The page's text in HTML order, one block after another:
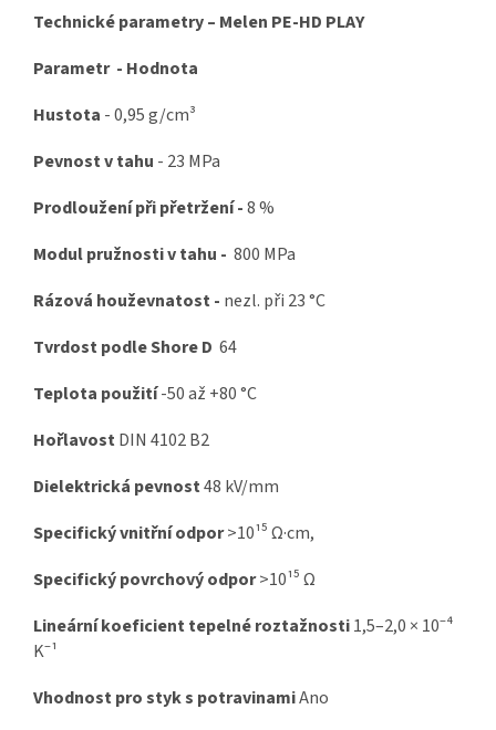
Technické parametry – Melen PE-HD PLAY
Parametr - Hodnota
Hustota - 0,95 g/cm³
Pevnost v tahu - 23 MPa
Prodloužení při přetržení -8 %
Modul pružnosti v tahu - 800 MPa
Rázová houževnatost - nezl. při 23 °C
Tvrdost podle Shore D 64
Teplota použití-50 až +80 °C
HořlavostDIN 4102 B2
Dielektrická pevnost48 kV/mm
Specifický vnitřní odpor>10¹⁵ Ω·cm,
Specifický povrchový odpor>10¹⁵ Ω
Lineární koeficient tepelné roztažnosti1,5–2,0 × 10⁻⁴
K⁻¹
Vhodnost pro styk s potravinamiAno